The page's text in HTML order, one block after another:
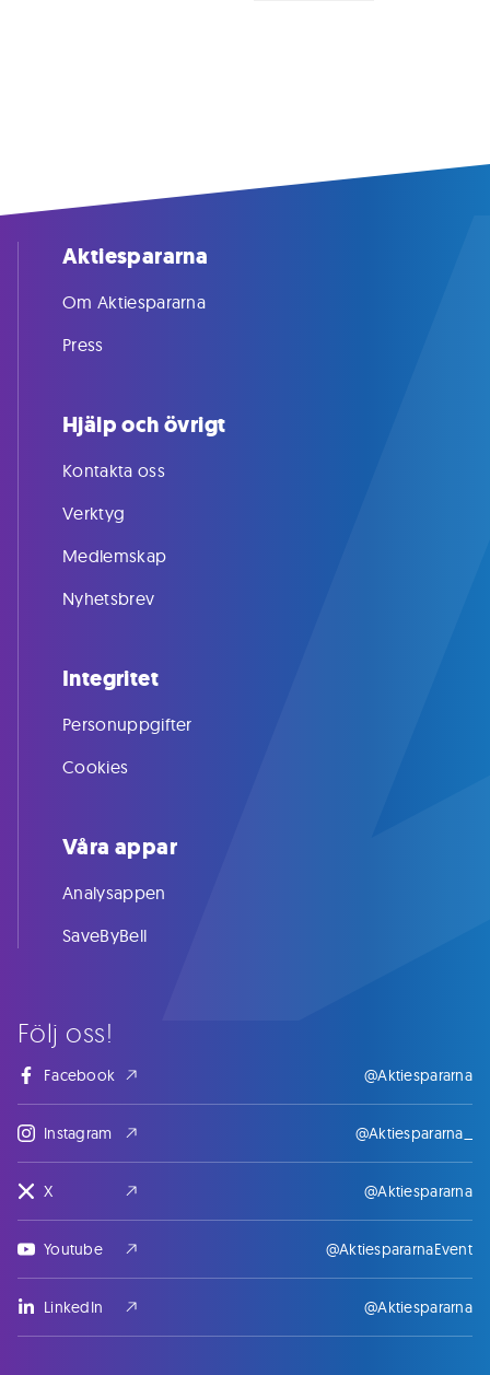
Följ oss!
Facebook @Aktiespararna
Instagram @Aktiespararna_
X @Aktiespararna
Youtube @AktiespararnaEvent
LinkedIn @Aktiespararna
Aktiespararna
Om Aktiespararna
Press
Hjälp och övrigt
Kontakta oss
Verktyg
Medlemskap
Nyhetsbrev
Integritet
Personuppgifter
Cookies
Våra appar
Analysappen
SaveByBell